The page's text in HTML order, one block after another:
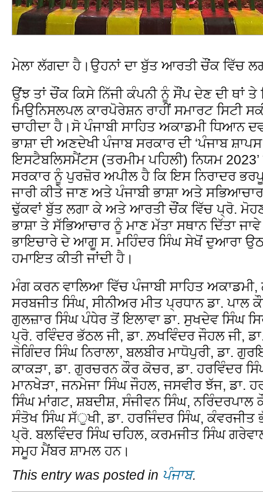
ਮੇਲਾ ਲੱਗਦਾ ਹੈ।ਉਹਨਾਂ ਦਾ ਬੁੱਤ ਆਰਤੀ ਚੌਂਕ ਵਿੱਚ
ਉਂਝ ਤਾਂ ਚੌਂਕ ਕਿਸੇ ਨਿੱਜੀ ਕੰਪਨੀ ਨੂੰ ਸੌਂਪ ਦੇਣ ਦੀ ਥਾਂ ਤੇ
ਮਿਉਨਿਸਲਪਲ ਕਾਰਪੋਰੇਸ਼ਨ ਰਾਹੀਂ ਸਮਾਰਟ ਸਿਟੀ
ਚਾਹੀਦਾ ਹੈ।ਸੋ ਪੰਜਾਬੀ ਸਾਹਿਤ ਅਕਾਡਮੀ ਧਿਆਨ
ਭਾਸ਼ਾ ਦੀ ਅਣਦੇਖੀ ਪੰਜਾਬ ਸਰਕਾਰ ਦੀ ‘ਪੰਜਾਬ
ਇਸਟੈਬਲਿਸਮੈਂਟਸ (ਤਰਮੀਮ ਪਹਿਲੀ) ਨਿਯਮ
ਸਰਕਾਰ ਨੂੰ ਪੁਰਜ਼ੋਰ ਅਪੀਲ ਹੈ ਕਿ ਇਸ ਨਿਰਾਦਰ
ਜਾਰੀ ਕੀਤੇ ਜਾਣ ਅਤੇ ਪੰਜਾਬੀ ਭਾਸ਼ਾ ਅਤੇ
ਢੁੱਕਵਾਂ ਬੁੱਤ ਲਗਾ ਕੇ ਅਤੇ ਆਰਤੀ ਚੌਂਕ ਵਿੱਚ ਪ੍ਰੋ.
ਭਾਸ਼ਾ ਤੇ ਸੱਭਿਆਚਾਰ ਨੂੰ ਮਾਣ ਮੱਤਾ ਸਥਾਨ ਦਿੱਤਾ
ਭਾਇਚਾਰੇ ਦੇ ਆਗੂ ਸ. ਮਹਿੰਦਰ ਸਿੰਘ ਸੇਖੋਂ ਦੁਆਰਾ
ਹਮਾਇਤ ਕੀਤੀ ਜਾਂਦੀ ਹੈ।
ਮੰਗ ਕਰਨ ਵਾਲਿਆ ਵਿੱਚ ਪੰਜਾਬੀ ਸਾਹਿਤ
ਸਰਬਜੀਤ ਸਿੰਘ, ਸੀਨੀਅਰ ਮੀਤ ਪ੍ਰਧਾਨ ਡਾ.
ਗੁਲਜ਼ਾਰ ਸਿੰਘ ਪੰਧੇਰ ਤੋਂ ਇਲਾਵਾ ਡਾ. ਸੁਖਦੇਵ ਸਿੰਘ
ਪ੍ਰੋ. ਰਵਿੰਦਰ ਭੱਠਲ ਜੀ, ਡਾ. ਲ਼ਖਵਿੰਦਰ ਜੌਹਲ ਜੀ,
ਜੋਗਿੰਦਰ ਸਿੰਘ ਨਿਰਾਲਾ, ਬਲਬੀਰ ਮਾਧੋਪੁਰੀ, ਡਾ.
ਕਾਕੜਾ, ਡਾ. ਗੁਰਚਰਨ ਕੌਰ ਕੋਚਰ, ਡਾ. ਹਰਵਿੰਦਰ
ਮਾਨਖੇੜਾ, ਜਨਮੇਜਾ ਸਿੰਘ ਜੌਹਲ, ਜਸਵੀਰ ਝੱਜ, ਡਾ.
ਸਿੰਘ ਮਾਂਗਟ, ਸ਼ਬਦੀਸ਼, ਸੰਜੀਵਨ ਸਿੰਘ, ਨਰਿੰਦਰਪਾਲ
ਸੰਤੋਖ ਸਿੰਘ ਸੱੁਖੀ, ਡਾ. ਹਰਜਿੰਦਰ ਸਿੰਘ, ਕੰਵਰਜੀਤ
ਪ੍ਰੋ. ਬਲਵਿੰਦਰ ਸਿੰਘ ਚਹਿਲ, ਕਰਮਜੀਤ ਸਿੰਘ
ਸਮੂਹ ਮੈਂਬਰ ਸ਼ਾਮਲ ਹਨ।
This entry was posted in ਪੰਜਾਬ.